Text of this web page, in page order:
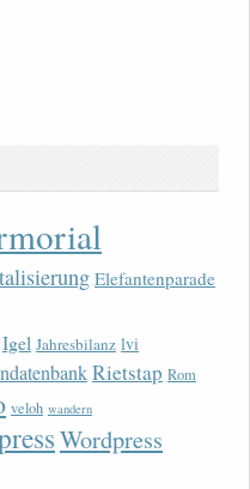
Elefantenparade
Igel Jahresbilanz lvi
Rietstap Rom
veloh wandern
Wordpress